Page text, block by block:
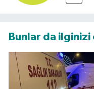
Bunlar da